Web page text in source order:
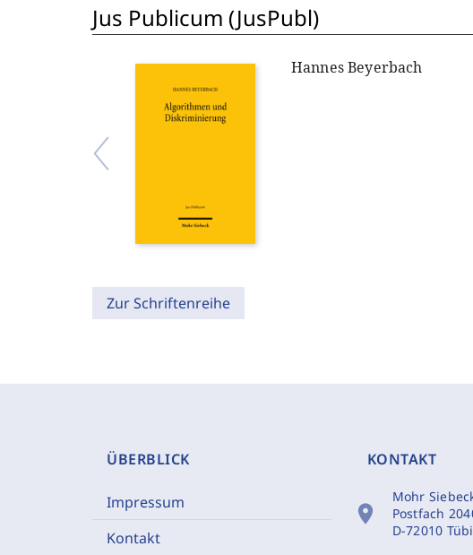
Jus Publicum (JusPubl)
Hannes Beyerbach
Zur Schriftenreihe
ÜBERBLICK
Impressum
Kontakt
KONTAKT
location_on
Mohr
Postfach
D-72010